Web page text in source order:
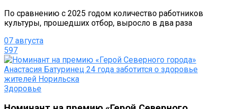
По сравнению с 2025 годом количество работников
культуры, прошедших отбор, выросло в два раза
07 августа
597
Здоровье